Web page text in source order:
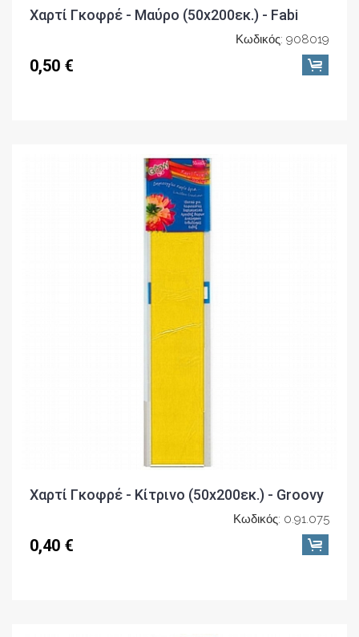
Χαρτί Γκοφρέ - Μαύρο (50x200εκ.) - Fabi
Κωδικός: 908019
0,50 €
Χαρτί Γκοφρέ - Κίτρινο (50x200εκ.) - Groovy
Κωδικός: 0.91.075
0,40 €